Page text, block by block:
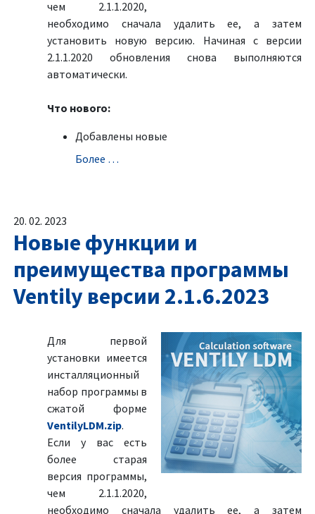
чем 2.1.1.2020,
необходимо сначала удалить ее, а затем
установить новую версию. Начиная с версии
2.1.1.2020 обновления снова выполняются
автоматически.
Что нового:
Добавлены новые
Болeе …
20. 02. 2023
Новые функции и
преимущества программы
Ventily версии 2.1.6.2023
Для первой
установки имеется
инсталляционный
набор программы в
сжатой форме
VentilyLDM.zip.
Если у вас есть
более старая
версия программы,
чем 2.1.1.2020,
необходимо сначала удалить ее, а затем